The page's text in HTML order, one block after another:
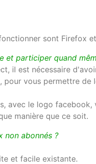
sont Firefox
et participer quand
il est nécessaire
vous permettre de
avec le logo
manière que ce soit.
non abonnés ?
et facile existante.